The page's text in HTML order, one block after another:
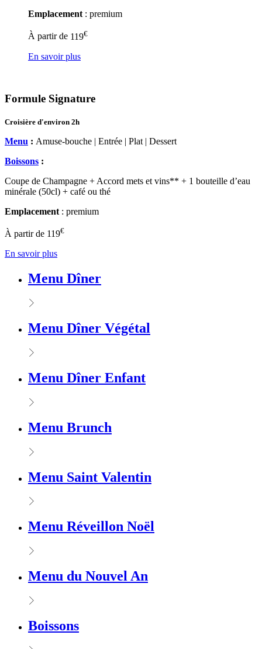
Emplacement : premium
À partir de 119€
En savoir plus
Formule Signature
Croisière d'environ 2h
Menu : Amuse-bouche | Entrée | Plat | Dessert
Boissons :
Coupe de Champagne + Accord mets et vins** + 1 bouteille d’eau
minérale (50cl) + café ou thé
Emplacement : premium
À partir de 119€
En savoir plus
Menu Dîner
Menu Dîner Végétal
Menu Dîner Enfant
Menu Brunch
Menu Saint Valentin
Menu Réveillon Noël
Menu du Nouvel An
Boissons